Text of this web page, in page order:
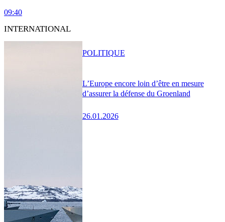
09:40
INTERNATIONAL
L’Europe encore loin d’être en mesure
d’assurer la défense du Groenland
26.01.2026
POLITIQUE